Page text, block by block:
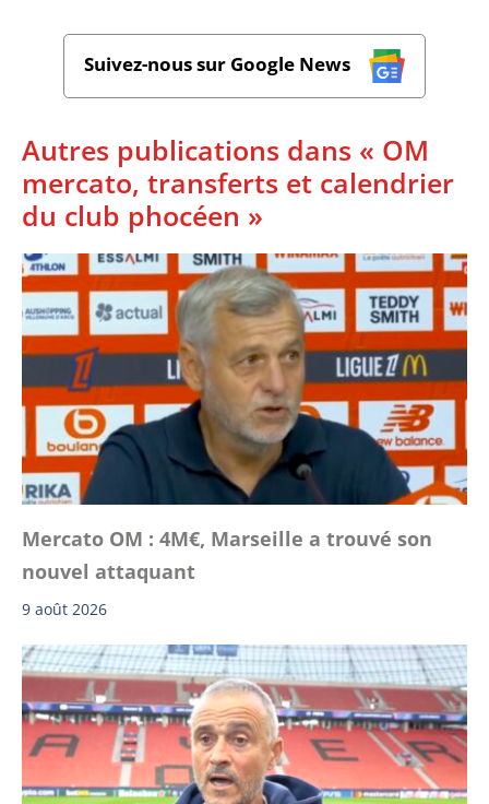
Suivez-nous sur Google News
Autres publications dans « OM
mercato, transferts et calendrier
du club phocéen »
Mercato OM : 4M€, Marseille a trouvé son
nouvel attaquant
9 août 2026